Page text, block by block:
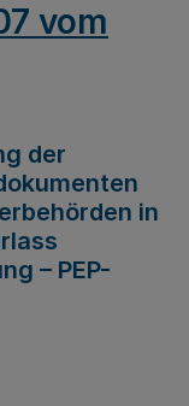
vom
der
in
– PEP-